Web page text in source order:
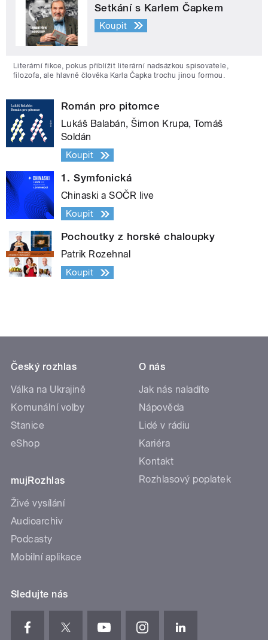
Setkání s Karlem Čapkem
Koupit
Literární fikce, pokus přiblížit literární nadsázkou spisovatele,
filozofa, ale hlavně člověka Karla Čapka trochu jinou formou.
Román pro pitomce
Lukáš Balabán, Šimon Krupa, Tomáš
Soldán
Koupit
1. Symfonická
Chinaski a SOČR live
Koupit
Pochoutky z horské chaloupky
Patrik Rozehnal
Koupit
Český rozhlas
Válka na Ukrajině
Komunální volby
Stanice
eShop
mujRozhlas
Živé vysílání
Audioarchiv
Podcasty
Mobilní aplikace
O nás
Jak nás naladíte
Nápověda
Lidé v rádiu
Kariéra
Kontakt
Rozhlasový poplatek
Sledujte nás